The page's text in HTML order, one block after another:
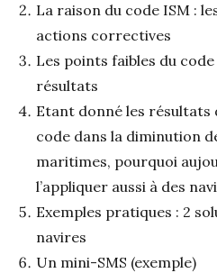
La raison du code ISM :
actions correctives
Les points faibles du
résultats
Etant donné les résultats
code dans la diminution
maritimes, pourquoi
l’appliquer aussi à des
Exemples pratiques : 2
navires
Un mini-SMS (exemple)